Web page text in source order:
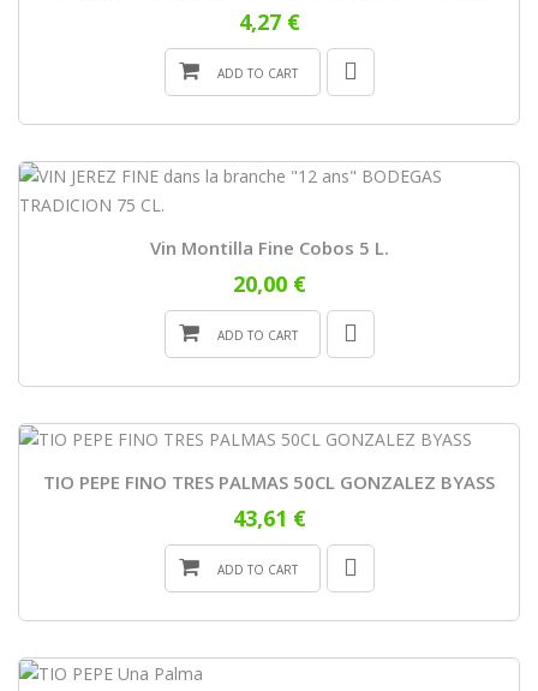
4,27 €
ADD TO CART
Vin Montilla Fine Cobos 5 L.
20,00 €
ADD TO CART
TIO PEPE FINO TRES PALMAS 50CL GONZALEZ BYASS
43,61 €
ADD TO CART